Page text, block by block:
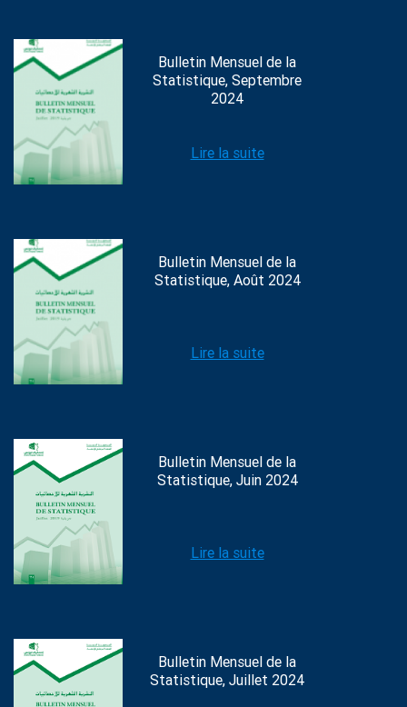
Bulletin Mensuel de la
Statistique, Septembre
2024
Lire la suite
Bulletin Mensuel de la
Statistique, Août 2024
Lire la suite
Bulletin Mensuel de la
Statistique, Juin 2024
Lire la suite
Bulletin Mensuel de la
Statistique, Juillet 2024